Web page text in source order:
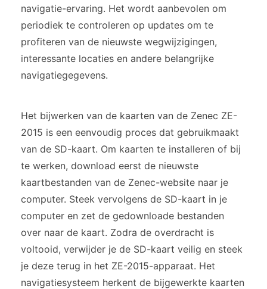
navigatie-ervaring. Het wordt aanbevolen om
periodiek te controleren op updates om te
profiteren van de nieuwste wegwijzigingen,
interessante locaties en andere belangrijke
navigatiegegevens.
Het bijwerken van de kaarten van de Zenec ZE-
2015 is een eenvoudig proces dat gebruikmaakt
van de SD-kaart. Om kaarten te installeren of bij
te werken, download eerst de nieuwste
kaartbestanden van de Zenec-website naar je
computer. Steek vervolgens de SD-kaart in je
computer en zet de gedownloade bestanden
over naar de kaart. Zodra de overdracht is
voltooid, verwijder je de SD-kaart veilig en steek
je deze terug in het ZE-2015-apparaat. Het
navigatiesysteem herkent de bijgewerkte kaarten